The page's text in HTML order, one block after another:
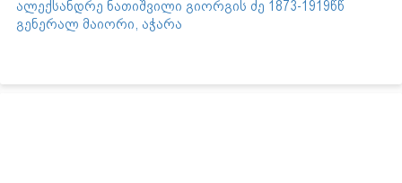
ალექსანდრე ნათიშვილი გიორგის ძე 1873-1919წწ
გენერალ მაიორი, აჭარა